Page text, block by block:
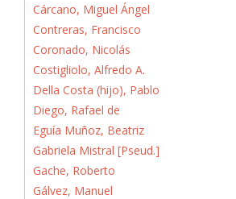
Cárcano, Miguel Ángel
Contreras, Francisco
Coronado, Nicolás
Costigliolo, Alfredo A.
Della Costa (hijo), Pablo
Diego, Rafael de
Eguía Muñoz, Beatriz
Gabriela Mistral [Pseud.]
Gache, Roberto
Gálvez, Manuel